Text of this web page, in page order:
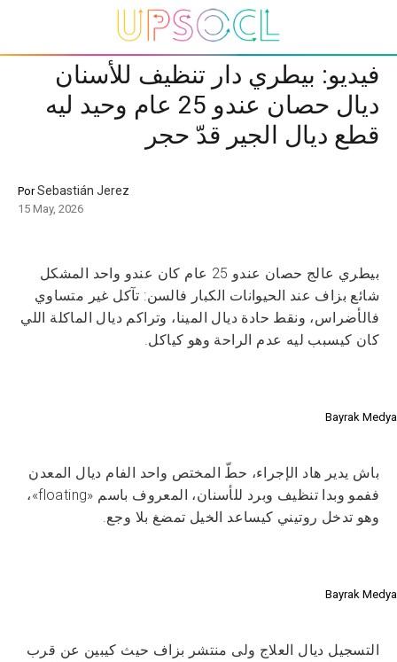
فيديو: بيطري دار تنظيف للأسنان
ديال حصان عندو 25 عام وحيد ليه
قطع ديال الجير قدّ حجر
PorSebastián Jerez
15 May, 2026
بيطري عالج حصان عندو 25 عام كان عندو واحد المشكل
شائع بزاف عند الحيوانات الكبار فالسن: تآكل غير متساوي
فالأضراس، ونقط حادة ديال المينا، وتراكم ديال الماكلة اللي
كان كيسبب ليه عدم الراحة وهو كياكل.
Bayrak Medya
باش يدير هاد الإجراء، حطّ المختص واحد الفام ديال المعدن
ففمو وبدا تنظيف وبرد للأسنان، المعروف باسم «floating»،
وهو تدخل روتيني كيساعد الخيل تمضغ بلا وجع.
Bayrak Medya
التسجيل ديال العلاج ولى منتشر بزاف حيث كيبين عن قرب